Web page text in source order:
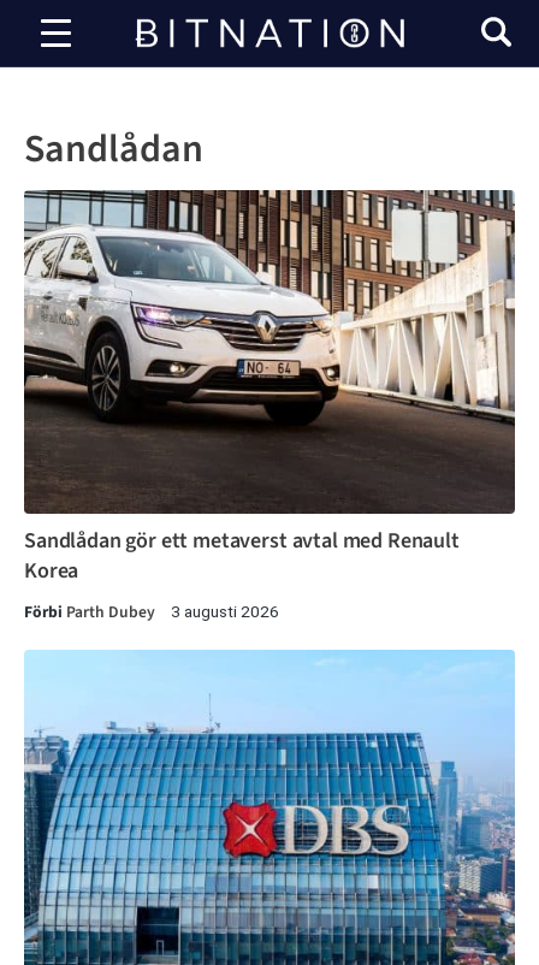
Bitnation
Sandlådan
Sandlådan gör ett metaverst avtal med Renault
Korea
Förbi Parth Dubey 3 augusti 2026